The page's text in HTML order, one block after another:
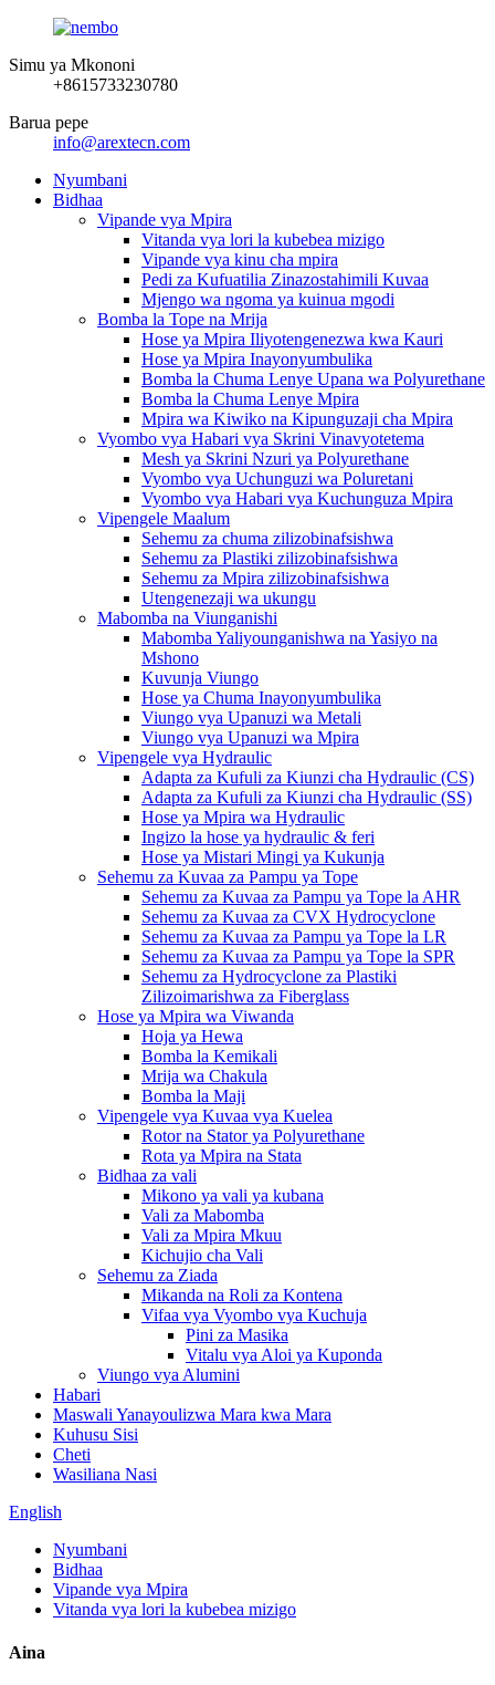
Simu ya Mkononi
+8615733230780
Barua pepe
info@arextecn.com
Nyumbani
Bidhaa
Vipande vya Mpira
Vitanda vya lori la kubebea mizigo
Vipande vya kinu cha mpira
Pedi za Kufuatilia Zinazostahimili Kuvaa
Mjengo wa ngoma ya kuinua mgodi
Bomba la Tope na Mrija
Hose ya Mpira Iliyotengenezwa kwa Kauri
Hose ya Mpira Inayonyumbulika
Bomba la Chuma Lenye Upana wa Polyurethane
Bomba la Chuma Lenye Mpira
Mpira wa Kiwiko na Kipunguzaji cha Mpira
Vyombo vya Habari vya Skrini Vinavyotetema
Mesh ya Skrini Nzuri ya Polyurethane
Vyombo vya Uchunguzi wa Poluretani
Vyombo vya Habari vya Kuchunguza Mpira
Vipengele Maalum
Sehemu za chuma zilizobinafsishwa
Sehemu za Plastiki zilizobinafsishwa
Sehemu za Mpira zilizobinafsishwa
Utengenezaji wa ukungu
Mabomba na Viunganishi
Mabomba Yaliyounganishwa na Yasiyo na
Mshono
Kuvunja Viungo
Hose ya Chuma Inayonyumbulika
Viungo vya Upanuzi wa Metali
Viungo vya Upanuzi wa Mpira
Vipengele vya Hydraulic
Adapta za Kufuli za Kiunzi cha Hydraulic (CS)
Adapta za Kufuli za Kiunzi cha Hydraulic (SS)
Hose ya Mpira wa Hydraulic
Ingizo la hose ya hydraulic & feri
Hose ya Mistari Mingi ya Kukunja
Sehemu za Kuvaa za Pampu ya Tope
Sehemu za Kuvaa za Pampu ya Tope la AHR
Sehemu za Kuvaa za CVX Hydrocyclone
Sehemu za Kuvaa za Pampu ya Tope la LR
Sehemu za Kuvaa za Pampu ya Tope la SPR
Sehemu za Hydrocyclone za Plastiki
Zilizoimarishwa za Fiberglass
Hose ya Mpira wa Viwanda
Hoja ya Hewa
Bomba la Kemikali
Mrija wa Chakula
Bomba la Maji
Vipengele vya Kuvaa vya Kuelea
Rotor na Stator ya Polyurethane
Rota ya Mpira na Stata
Bidhaa za vali
Mikono ya vali ya kubana
Vali za Mabomba
Vali za Mpira Mkuu
Kichujio cha Vali
Sehemu za Ziada
Mikanda na Roli za Kontena
Vifaa vya Vyombo vya Kuchuja
Pini za Masika
Vitalu vya Aloi ya Kuponda
Viungo vya Alumini
Habari
Maswali Yanayoulizwa Mara kwa Mara
Kuhusu Sisi
Cheti
Wasiliana Nasi
English
Nyumbani
Bidhaa
Vipande vya Mpira
Vitanda vya lori la kubebea mizigo
Aina